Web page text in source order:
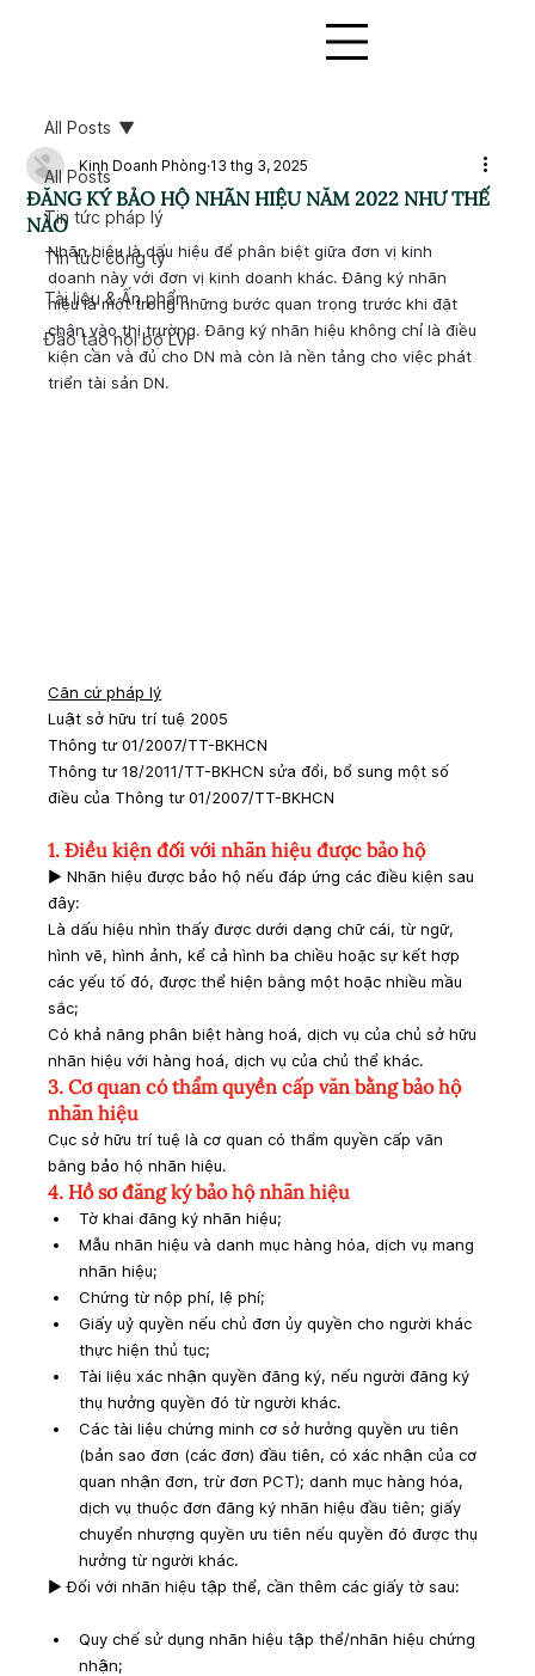
All Posts
Tin tức pháp lý
Tin tức công ty
Tài liệu & Ấn phẩm
Đào tạo nội bộ LVI
All Posts
ĐĂNG KÝ BẢO HỘ NHÃN HIỆU NĂM 2022 NHƯ THẾ
NÀO
Kinh Doanh Phòng 13 thg 3, 2025
Nhãn hiệu là dấu hiệu để phân biệt giữa đơn vị kinh
doanh này với đơn vị kinh doanh khác. Đăng ký nhãn
hiệu là một trong những bước quan trọng trước khi đặt
chân vào thị trường. Đăng ký nhãn hiệu không chỉ là điều
kiện cần và đủ cho DN mà còn là nền tảng cho việc phát
triển tài sản DN.
Căn cứ pháp lý
Luật sở hữu trí tuệ 2005
Thông tư 01/2007/TT-BKHCN
Thông tư 18/2011/TT-BKHCN sửa đổi, bổ sung một số
điều của Thông tư 01/2007/TT-BKHCN
1. Điều kiện đối với nhãn hiệu được bảo hộ
► Nhãn hiệu được bảo hộ nếu đáp ứng các điều kiện sau
đây:
Là dấu hiệu nhìn thấy được dưới dạng chữ cái, từ ngữ,
hình vẽ, hình ảnh, kể cả hình ba chiều hoặc sự kết hợp
các yếu tố đó, được thể hiện bằng một hoặc nhiều mầu
sắc;
Có khả năng phân biệt hàng hoá, dịch vụ của chủ sở hữu
nhãn hiệu với hàng hoá, dịch vụ của chủ thể khác.
3. Cơ quan có thẩm quyền cấp văn bằng bảo hộ
nhãn hiệu
Cục sở hữu trí tuệ là cơ quan có thẩm quyền cấp văn
bằng bảo hộ nhãn hiệu.
4. Hồ sơ đăng ký bảo hộ nhãn hiệu
Tờ khai đăng ký nhãn hiệu;
Mẫu nhãn hiệu và danh mục hàng hóa, dịch vụ mang
nhãn hiệu;
Chứng từ nộp phí, lệ phí;
Giấy uỷ quyền nếu chủ đơn ủy quyền cho người khác
thực hiện thủ tục;
Tài liệu xác nhận quyền đăng ký, nếu người đăng ký
thụ hưởng quyền đó từ người khác.
Các tài liệu chứng minh cơ sở hưởng quyền ưu tiên
(bản sao đơn (các đơn) đầu tiên, có xác nhận của cơ
quan nhận đơn, trừ đơn PCT); danh mục hàng hóa,
dịch vụ thuộc đơn đăng ký nhãn hiệu đầu tiên; giấy
chuyển nhượng quyền ưu tiên nếu quyền đó được thụ
hưởng từ người khác.
► Đối với nhãn hiệu tập thể, cần thêm các giấy tờ sau:
Quy chế sử dụng nhãn hiệu tập thể/nhãn hiệu chứng
nhận;